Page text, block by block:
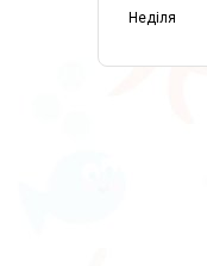
Неділя